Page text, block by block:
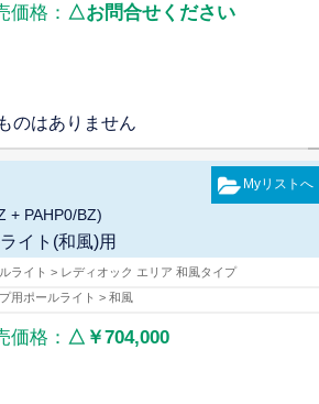
価格： △お問合せください
のはありません
+ PAHP0/BZ)
ポールライト(和風)用
公園・街路用照明 > LEDポールライト > レディオック エリア 和風タイプ
公園・街路用照明 > LEDランプ用ポールライト > 和風
価格： △￥704,000